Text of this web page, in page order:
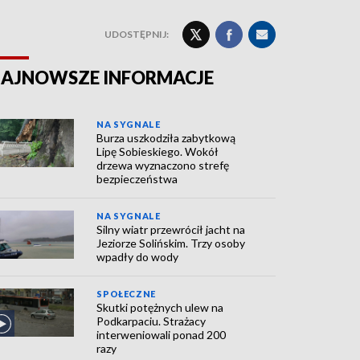
UDOSTĘPNIJ:
INFORMACJE
NA SYGNALE
Burza uszkodziła zabytkową
Lipę Sobieskiego. Wokół
drzewa wyznaczono strefę
bezpieczeństwa
NA SYGNALE
Silny wiatr przewrócił jacht na
Jeziorze Solińskim. Trzy osoby
wpadły do wody
SPOŁECZNE
Skutki potężnych ulew na
Podkarpaciu. Strażacy
interweniowali ponad 200
razy